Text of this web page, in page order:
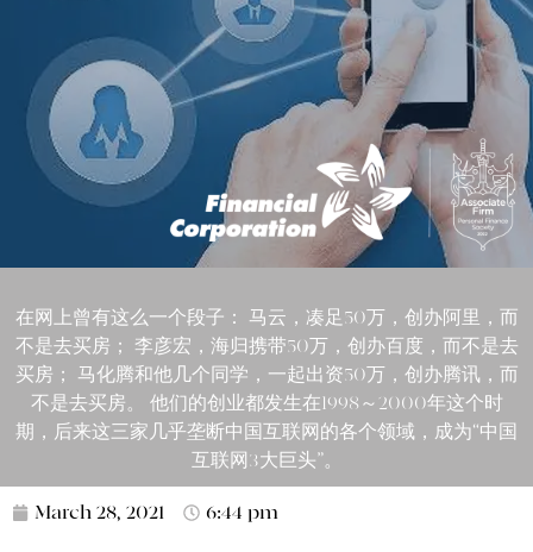
在网上曾有这么一个段子： 马云，凑足50万，创办阿里，而
不是去买房； 李彦宏，海归携带50万，创办百度，而不是去
买房； 马化腾和他几个同学，一起出资50万，创办腾讯，而
不是去买房。 他们的创业都发生在1998～2000年这个时
期，后来这三家几乎垄断中国互联网的各个领域，成为“中国
互联网3大巨头”。
March 28, 2021 6:44 pm